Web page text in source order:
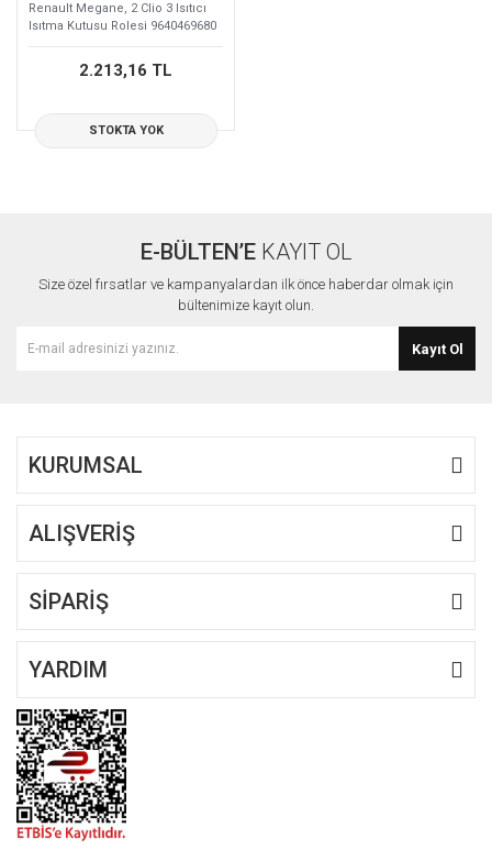
Renault Megane, 2 Clio 3 Isıtıcı
Isıtma Kutusu Rolesi 9640469680
2.213,16 TL
STOKTA YOK
E-BÜLTEN’EKAYIT OL
Size özel fırsatlar ve kampanyalardan ilk önce haberdar olmak için
bültenimize kayıt olun.
Kayıt Ol
KURUMSAL
ALIŞVERİŞ
SİPARİŞ
YARDIM